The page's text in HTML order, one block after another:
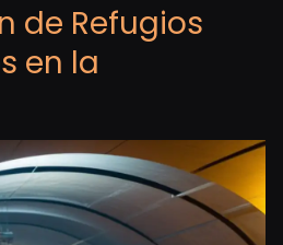
de Refugios
en la